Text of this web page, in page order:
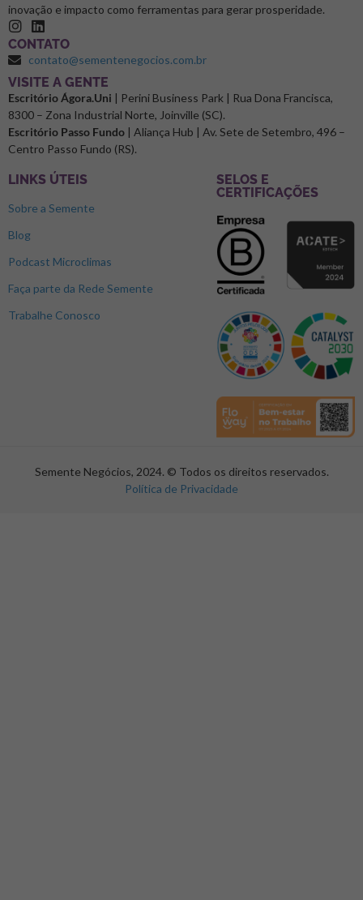
inovação e impacto como ferramentas para gerar prosperidade.
CONTATO
contato@sementenegocios.com.br
⁠VISITE A GENTE
Escritório Ágora.Uni | Perini Business Park | Rua Dona Francisca,
8300 – Zona Industrial Norte, Joinville (SC).
Escritório Passo Fundo | Aliança Hub | Av. Sete de Setembro, 496 –
Centro Passo Fundo (RS).
LINKS ÚTEIS
Sobre a Semente
Blog
Podcast Microclimas
Faça parte da Rede Semente
Trabalhe Conosco
SELOS E
CERTIFICAÇÕES
Semente Negócios, 2024. © Todos os direitos reservados.
Política de Privacidade